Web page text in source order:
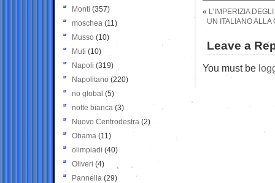
« L’IMPERIZIA
UN ITALIANO ALLA
Leave a
You must be
Monti (357)
moschea (11)
Musso (10)
Muti (10)
Napoli (319)
Napolitano (220)
no global (5)
notte bianca (3)
Nuovo Centrodestra (2)
Obama (11)
olimpiadi (40)
Oliveri (4)
Pannella (29)